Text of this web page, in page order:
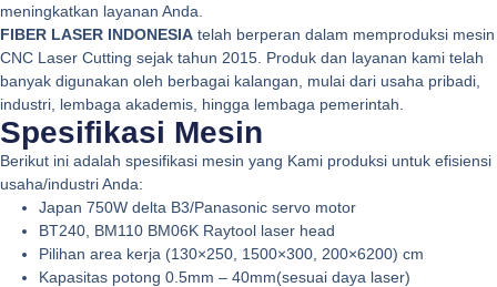
meningkatkan layanan Anda.
FIBER LASER INDONESIA telah berperan dalam memproduksi mesin
CNC Laser Cutting sejak tahun 2015. Produk dan layanan kami telah
banyak digunakan oleh berbagai kalangan, mulai dari usaha pribadi,
industri, lembaga akademis, hingga lembaga pemerintah.
Spesifikasi Mesin
Berikut ini adalah spesifikasi mesin yang Kami produksi untuk efisiensi
usaha/industri Anda:
Japan 750W delta B3/Panasonic servo motor
BT240, BM110 BM06K Raytool laser head
Pilihan area kerja (130×250, 1500×300, 200×6200) cm
Kapasitas potong 0.5mm – 40mm(sesuai daya laser)